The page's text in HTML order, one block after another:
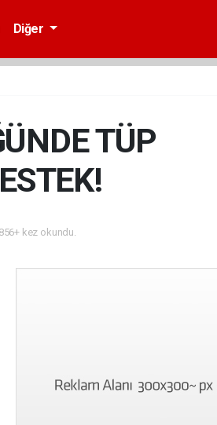
Diğer
TÜP
kez okundu.